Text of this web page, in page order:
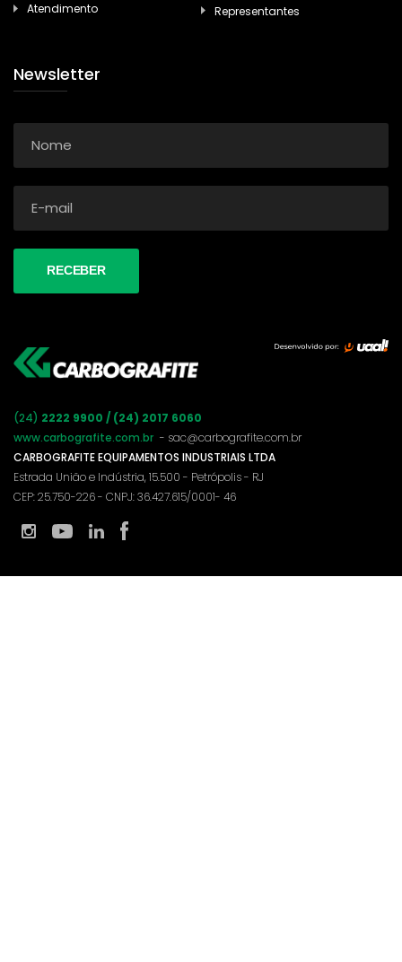
Atendimento
Representantes
Newsletter
(24) 2222 9900 / (24) 2017 6060
www.carbografite.com.br - sac@carbografite.com.br
CARBOGRAFITE EQUIPAMENTOS INDUSTRIAIS LTDA
Estrada União e Indústria, 15.500 - Petrópolis - RJ
CEP: 25.750-226 - CNPJ: 36.427.615/0001- 46